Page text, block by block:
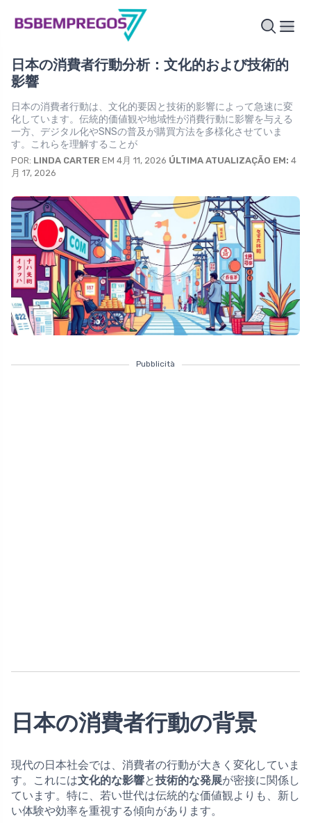
日本の消費者行動分析：文化的および技術的
影響
日本の消費者行動は、文化的要因と技術的影響によって急速に変
化しています。伝統的価値観や地域性が消費行動に影響を与える
一方、デジタル化やSNSの普及が購買方法を多様化させていま
す。これらを理解することが
POR: LINDA CARTER EM 4月 11, 2026 ÚLTIMA ATUALIZAÇÃO EM: 4
月 17, 2026
Pubblicità
日本の消費者行動の背景
現代の日本社会では、消費者の行動が大きく変化していま
す。これには文化的な影響と技術的な発展が密接に関係し
ています。特に、若い世代は伝統的な価値観よりも、新し
い体験や効率を重視する傾向があります。